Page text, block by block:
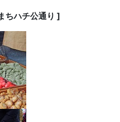
ちハチ公通り ]